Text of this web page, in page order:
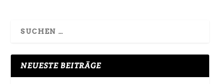
NEUESTE BEITRÄGE